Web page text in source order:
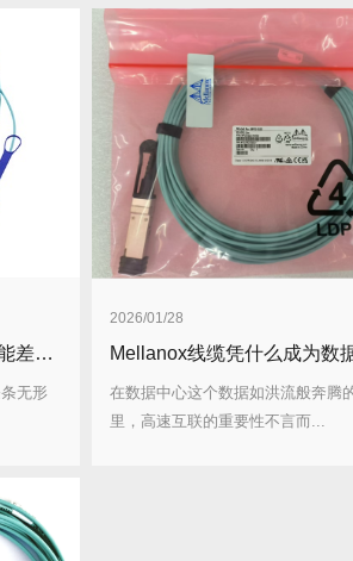
Mellanox线缆 vs 普通线缆？性能差距究竟有多大？
无形
2026/01/28
在数据中心这个数据如洪流般奔腾
里，高速互联的重要性不言而...